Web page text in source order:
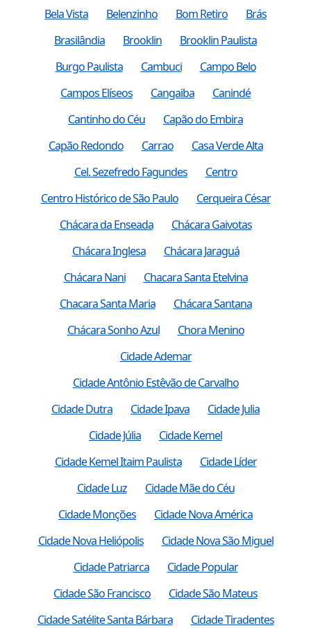
Bela Vista
Belenzinho Bom Retiro
Brás
Brasilândia
Brooklin
Brooklin Paulista
Burgo Paulista
Cambuci
Campo Belo
Campos Elíseos
Cangaiba
Canindé
Cantinho do Céu
Capão do Embira
Capão Redondo
Carrao
Casa Verde Alta
Cel. Sezefredo Fagundes
Centro
Centro Histórico de São Paulo
Cerqueira César
Chácara da Enseada
Chácara Gaivotas
Chácara Inglesa
Chácara Jaraguá
Chácara Nani
Chacara Santa Etelvina
Chacara Santa Maria
Chácara Santana
Chácara Sonho Azul
Chora Menino
Cidade Ademar
Cidade Antônio Estêvão de Carvalho
Cidade Dutra
Cidade Ipava
Cidade Julia
Cidade Júlia
Cidade Kemel
Cidade Kemel Itaim Paulista
Cidade Líder
Cidade Luz
Cidade Mãe do Céu
Cidade Monções
Cidade Nova América
Cidade Nova Heliópolis
Cidade Nova São Miguel
Cidade Patriarca
Cidade Popular
Cidade São Francisco
Cidade São Mateus
Cidade Satélite Santa Bárbara
Cidade Tiradentes